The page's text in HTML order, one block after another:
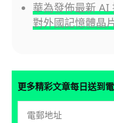
華為發佈最新 AI
對外國記憶體晶
更多精彩文章每日送到